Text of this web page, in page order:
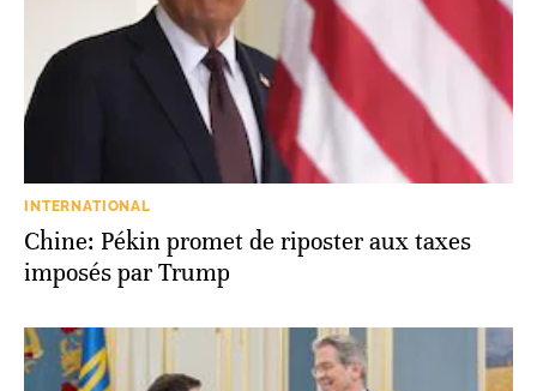
INTERNATIONAL
Chine: Pékin promet de riposter aux taxes
imposés par Trump